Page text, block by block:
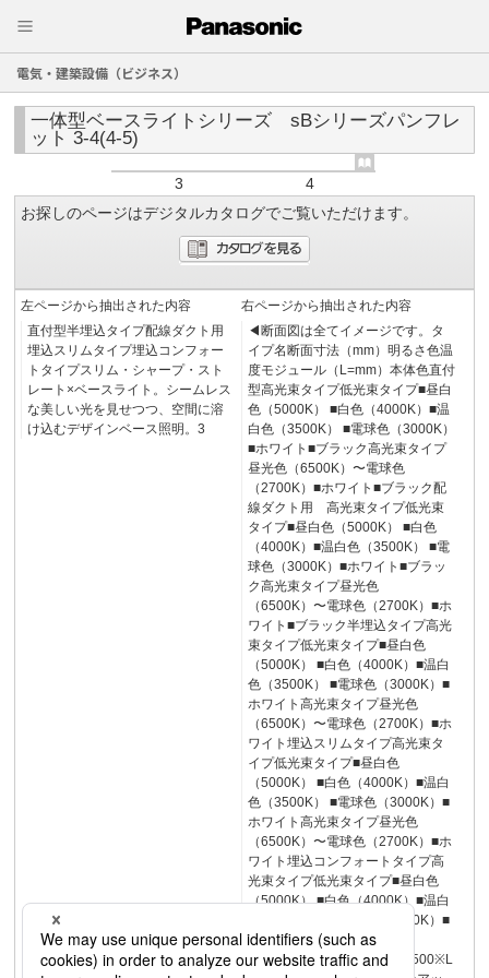
電気・建築設備（ビジネス）
一体型ベースライトシリーズ sBシリーズパンフレ
ット 3-4(4-5)
3
4
お探しのページはデジタルカタログでご覧いただけます。
左ページから抽出された内容
直付型半埋込タイプ配線ダクト用
埋込スリムタイプ埋込コンフォー
トタイプスリム・シャープ・スト
レート×ベースライト。シームレス
な美しい光を見せつつ、空間に溶
け込むデザインベース照明。3
右ページから抽出された内容
◀︎断面図は全てイメージです。タ
イプ名断面寸法（mm）明るさ色温
度モジュール（L=mm）本体色直付
型高光束タイプ低光束タイプ■昼白
色（5000K） ■白色（4000K）■温
白色（3500K） ■電球色（3000K）
■ホワイト■ブラック高光束タイプ
昼光色（6500K）〜電球色
（2700K）■ホワイト■ブラック配
線ダクト用 高光束タイプ低光束
タイプ■昼白色（5000K） ■白色
（4000K）■温白色（3500K） ■電
球色（3000K）■ホワイト■ブラッ
ク高光束タイプ昼光色
（6500K）〜電球色（2700K）■ホ
ワイト■ブラック半埋込タイプ高光
束タイプ低光束タイプ■昼白色
（5000K） ■白色（4000K）■温白
色（3500K） ■電球色（3000K）■
ホワイト高光束タイプ昼光色
（6500K）〜電球色（2700K）■ホ
ワイト埋込スリムタイプ高光束タ
イプ低光束タイプ■昼白色
（5000K） ■白色（4000K）■温白
色（3500K） ■電球色（3000K）■
ホワイト高光束タイプ昼光色
（6500K）〜電球色（2700K）■ホ
ワイト埋込コンフォートタイプ高
光束タイプ低光束タイプ■昼白色
（5000K） ■白色（4000K）■温白
色（3500K） ■電球色（3000K）■
ホワイト
4064L1500※L1200L900L1500※L